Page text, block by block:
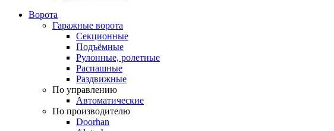
Ворота
Гаражные ворота
Секционные
Подъёмные
Рулонные, ролетные
Распашные
Раздвижные
По управлению
Автоматические
По производителю
Doorhan